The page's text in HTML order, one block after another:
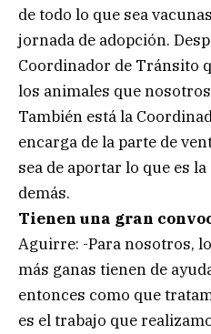
de todo lo que sea
jornada de adopción.
Coordinador de Tránsito
los animales que
También está la
encarga de la parte de
sea de aportar lo que es
demás.
Tienen una gran
Aguirre: -Para nosotros,
más ganas tienen de
entonces como que
es el trabajo que